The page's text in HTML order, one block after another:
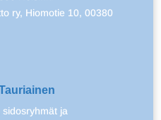
ry, Hiomotie 10, 00380
ja